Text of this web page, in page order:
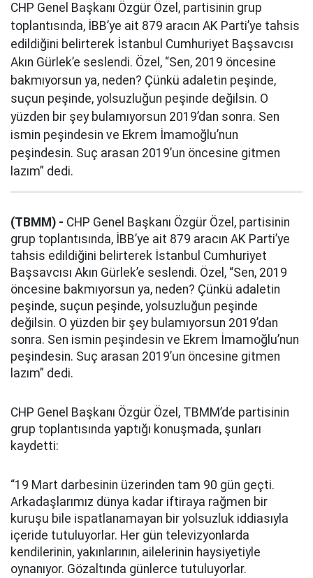
CHP Genel Başkanı Özgür Özel, partisinin grup
toplantısında, İBB’ye ait 879 aracın AK Parti’ye tahsis
edildiğini belirterek İstanbul Cumhuriyet Başsavcısı
Akın Gürlek’e seslendi. Özel, “Sen, 2019 öncesine
bakmıyorsun ya, neden? Çünkü adaletin peşinde,
suçun peşinde, yolsuzluğun peşinde değilsin. O
yüzden bir şey bulamıyorsun 2019’dan sonra. Sen
ismin peşindesin ve Ekrem İmamoğlu’nun
peşindesin. Suç arasan 2019’un öncesine gitmen
lazım” dedi.
(TBMM) - CHP Genel Başkanı Özgür Özel, partisinin
grup toplantısında, İBB’ye ait 879 aracın AK Parti’ye
tahsis edildiğini belirterek İstanbul Cumhuriyet
Başsavcısı Akın Gürlek’e seslendi. Özel, “Sen, 2019
öncesine bakmıyorsun ya, neden? Çünkü adaletin
peşinde, suçun peşinde, yolsuzluğun peşinde
değilsin. O yüzden bir şey bulamıyorsun 2019’dan
sonra. Sen ismin peşindesin ve Ekrem İmamoğlu’nun
peşindesin. Suç arasan 2019’un öncesine gitmen
lazım” dedi.
CHP Genel Başkanı Özgür Özel, TBMM’de partisinin
grup toplantısında yaptığı konuşmada, şunları
kaydetti:
“19 Mart darbesinin üzerinden tam 90 gün geçti.
Arkadaşlarımız dünya kadar iftiraya rağmen bir
kuruşu bile ispatlanamayan bir yolsuzluk iddiasıyla
içeride tutuluyorlar. Her gün televizyonlarda
kendilerinin, yakınlarının, ailelerinin haysiyetiyle
oynanıyor. Gözaltında günlerce tutuluyorlar.